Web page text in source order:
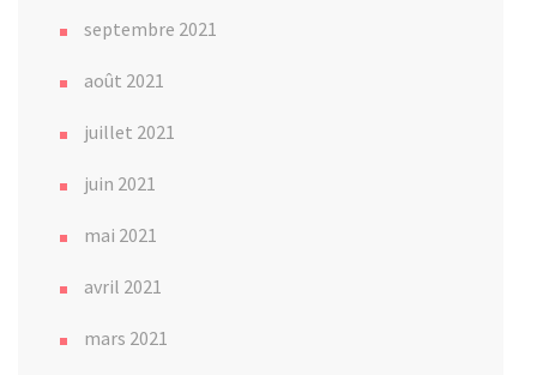
septembre 2021
août 2021
juillet 2021
juin 2021
mai 2021
avril 2021
mars 2021